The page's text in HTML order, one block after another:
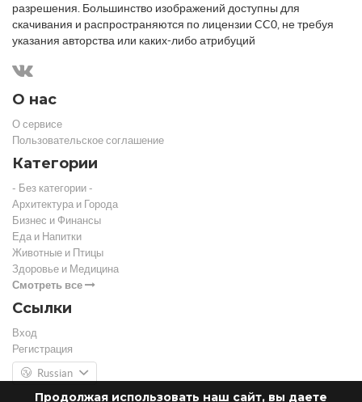
Продолжая использовать наш сайт, вы даете
разрешения. Большинство изображений доступны для
скачивания и распространяются по лицензии CC0, не требуя
указания авторства или каких-либо атрибуций
О нас
О сервисе
Пользовательское соглашение
Категории
- Без категории -
Архитектура и Города
Бизнес и Финансы
Еда и Напитки
Животные и Птицы
Здоровье и Медицина
Смотреть все
Ссылки
Вход
Регистрация
Russian